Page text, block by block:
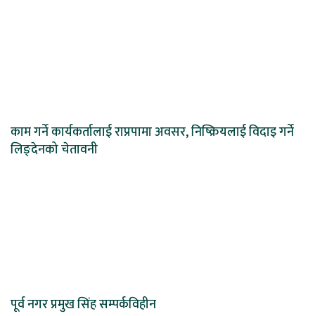
काम गर्ने कार्यकर्तालाई राप्रपामा अवसर, निष्क्रियलाई विदाइ गर्ने
लिङ्देनको चेतावनी
पूर्व नगर प्रमुख सिंह सम्पर्कविहीन